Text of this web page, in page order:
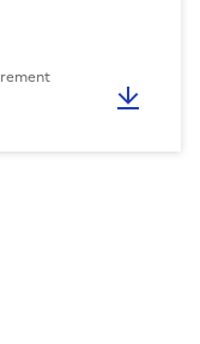
sur Instagram